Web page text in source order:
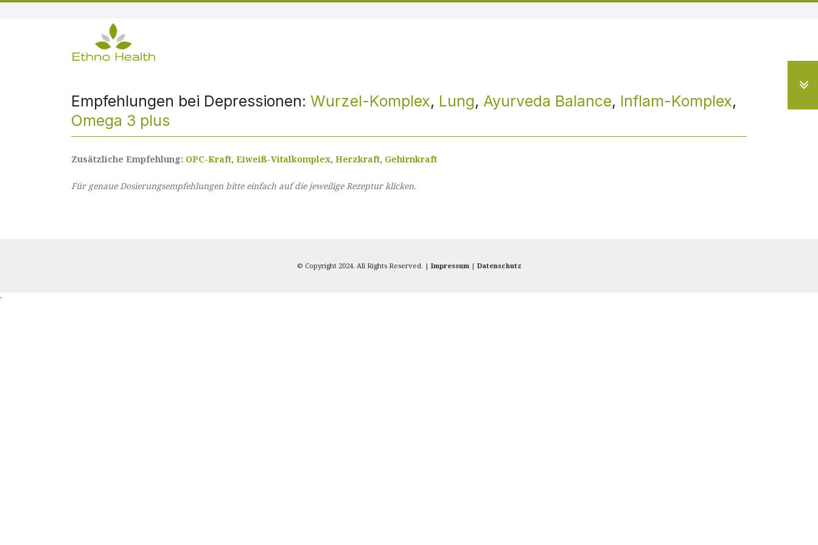
Empfehlungen bei Depressionen: Wurzel-Komplex, Lung, Ayurveda Balance, Inflam-Komplex,
Omega 3 plus
Zusätzliche Empfehlung: OPC-Kraft, Eiweiß-Vitalkomplex, Herzkraft, Gehirnkraft
Für genaue Dosierungsempfehlungen bitte einfach auf die jeweilige Rezeptur klicken.
© Copyright 2024. All Rights Reserved. | Impressum| Datenschutz
'